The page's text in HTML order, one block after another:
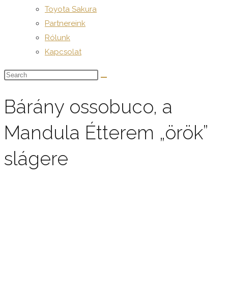
Toyota Sakura
Partnereink
Rólunk
Kapcsolat
Bárány ossobuco, a
Mandula Étterem „örök”
slágere